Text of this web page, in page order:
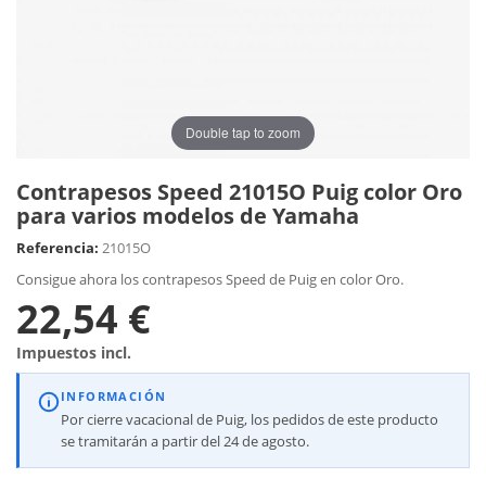
Double tap to zoom
Contrapesos Speed 21015O Puig color Oro
para varios modelos de Yamaha
Referencia: 21015O
Consigue ahora los contrapesos Speed de Puig en color Oro.
22,54 €
Impuestos incl.
INFORMACIÓN
Por cierre vacacional de Puig, los pedidos de este producto
se tramitarán a partir del 24 de agosto.